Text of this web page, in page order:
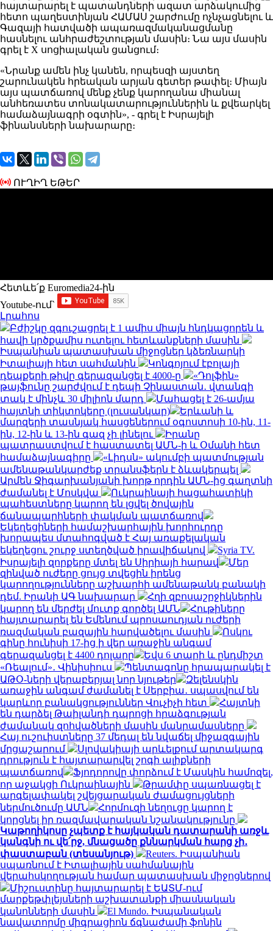
հայտարարել է պատանդների ազատ արձակումից
հետո պաղեստինյան ՀԱՄԱՍ շարժումը ոչնչացնելու և
Գազայի հատվածի ապառազմականացմանը
հասնելու անհրաժեշտության մասին։ Նա այս մասին
գրել է X սոցիալական ցանցում։
«Նրանք ամեն ինչ կանեն, որպեսզի այստեղ
շարունակեն հրեական արյան գետեր թափել։ Միայն
այս պատճառով մենք չենք կարողանա միանալ
անհեռատես տոնակատարություններին և քվեարկել
համաձայնագրի օգտին», - գրել է Իսրայելի
ֆինանսների նախարարը։
ՈՒՂԻՂ ԵԹԵՐ
Հետևե՛ք Euromedia24-ին
Youtube-ում`
Լրահոս
Բժիշկը զգուշացրել է 1 ամիս միայն հնդկացորեն և
հավի կրծքամիս ուտելու հետևանքների մասին
Իսպանիան պատասխան միջոցներ կձեռնարկի
Իտալիայի հետ սահմանին
Կոնգոյում էբոլայի
դեպքերի թիվը գերազանցել է 4000-ը
«Դոլֆին»
թայֆունը շարժվում է դեպի Չինաստան․ վտանգի
տակ է մինչև 30 միլիոն մարդ
Մահացել է 26-ամյա
հայտնի տիկտոկերը (լուսանկար)
Երևանի և
մարզերի տասնյակ հասցեներում օգոստոսի 10-ին, 11-
ին, 12-ին և 13-ին գազ չի լինելու
Իրանը
պատրաստվում է հաստատել ԱՄՆ-ի և Օմանի հետ
համաձայնագիրը
«Լիդսն» ակումբի պատմության
ամենաթանկարժեք տրանսֆերն է ձևակերպել
Արմեն Ջիգարխանյանի խորթ որդին ԱՄՆ-ից գաղտնի
ժամանել է Մոսկվա
Ուկրաինայի հացահատիկի
պահեստները կարող են լցվել ծովային
ճանապարհների փակման պատճառով
Եկեղեցիների համաշխարհային խորհուրդը
խորապես մտահոգված է Հայ առաքելական
եկեղեցու շուրջ ստեղծված իրավիճակով
Syria TV.
Իսրայելի զորքերը մտել են Սիրիայի հարավ
Մեր
զինված ուժերը ցույց տվեցին իրենց
կարողությունները աշխարհի ամենաթանկ բանակի
դեմ. Իրանի ԱԳ նախարար
Հղի զբոսաշրջիկներին
կարող են մերժել մուտք գործել ԱՄՆ
Հութիները
հայտարարել են Եմենում պրոսաուդյան ուժերի
ռազմական բազային հարվածելու մասին
Ոսկու
գինը հունիսի 17-ից ի վեր առաջին անգամ
գերազանցել է 4400 դոլարը
Եվս 6 տարի և ընդմիշտ
«Ռեալում»․ Վինիսիուս
Պենտագոնը հրապարակել է
ԱԹՕ-ների վերաբերյալ նոր նյութեր
Զելենսկին
առաջին անգամ ժամանել է Սերբիա․ սպասվում են
կարևոր բանակցություններ Վուչիչի հետ
Հայտնի
են դարձել Թաիլանդի դպրոցի հրաձգության
ժամանակ զոհվածների մասին մանրամասները
Հայ ուշուիստները 37 մեդալ են նվաճել միջազգային
մրցաշարում
Սլովակիայի արևելքում արտակարգ
դրություն է հայտարարվել շոգի ալիքների
պատճառով
Ֆյոդորովը փորձում է Մասկին համոզել,
որ աջակցի Ուկրաինային
Թրամփը սպառնացել է
արգելափակել շվեյցարական ժամացույցների
ներմուծումը ԱՄՆ
Հորմուզի նեղուցը կարող է
կորցնել իր ռազմավարական նշանակությունը
Կաթողիկոսը չպետք է հայկական դատարանի առջև
կանգնի ու վե՛րջ, մնացածը քննարկման հարց չի․
փաստաբան (տեսանյութ)
Reuters. Իսպանիան
սպառնում է Իտալիային սահմանային
վերահսկողության համար պատասխան միջոցներով
Միշուստինը հայտարարել է ԵԱՏՄ-ում
մարքեթփլեյսների աշխատանքի միասնական
կանոնների մասին
El Mundo. Իսպանական
նավատորմը միգրացիոն ճգնաժամի ֆոնին